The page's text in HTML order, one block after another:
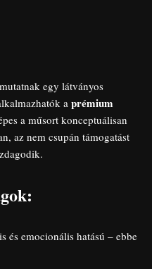
egy látványos
a prémium
a műsort konceptuálisan
az nem csupán támogatást
és emocionális hatású – ebbe